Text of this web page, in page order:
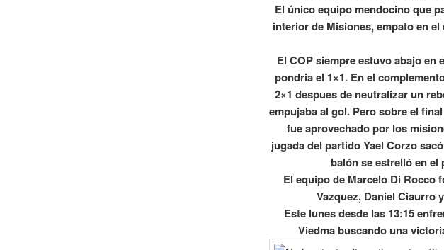
El único equipo mendocino que
interior de Misiones, empato en
El COP siempre estuvo abajo
pondria el 1×1. En el
2×1 despues de neutralizar un
empujaba al gol. Pero sobre el
fue aprovechado por los
jugada del partido Yael Corzo
balón se estrelló en el
El equipo de Marcelo Di Rocco
Vazquez, Daniel Ciaurro
Este lunes desde las 13:15
Viedma buscando una